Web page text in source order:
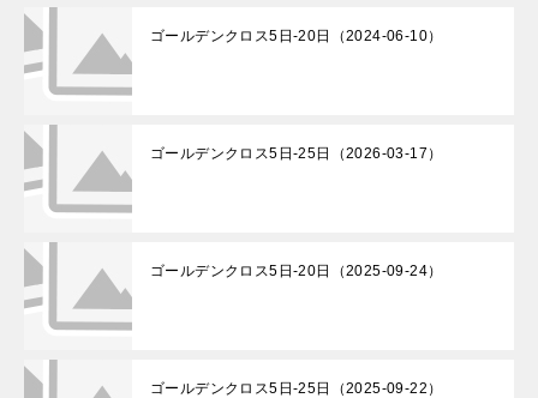
ゴールデンクロス5日-20日（2024-06-10）
ゴールデンクロス5日-25日（2026-03-17）
ゴールデンクロス5日-20日（2025-09-24）
ゴールデンクロス5日-25日（2025-09-22）